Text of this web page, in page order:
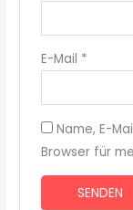
E-Mail *
Name, E-
Browser für